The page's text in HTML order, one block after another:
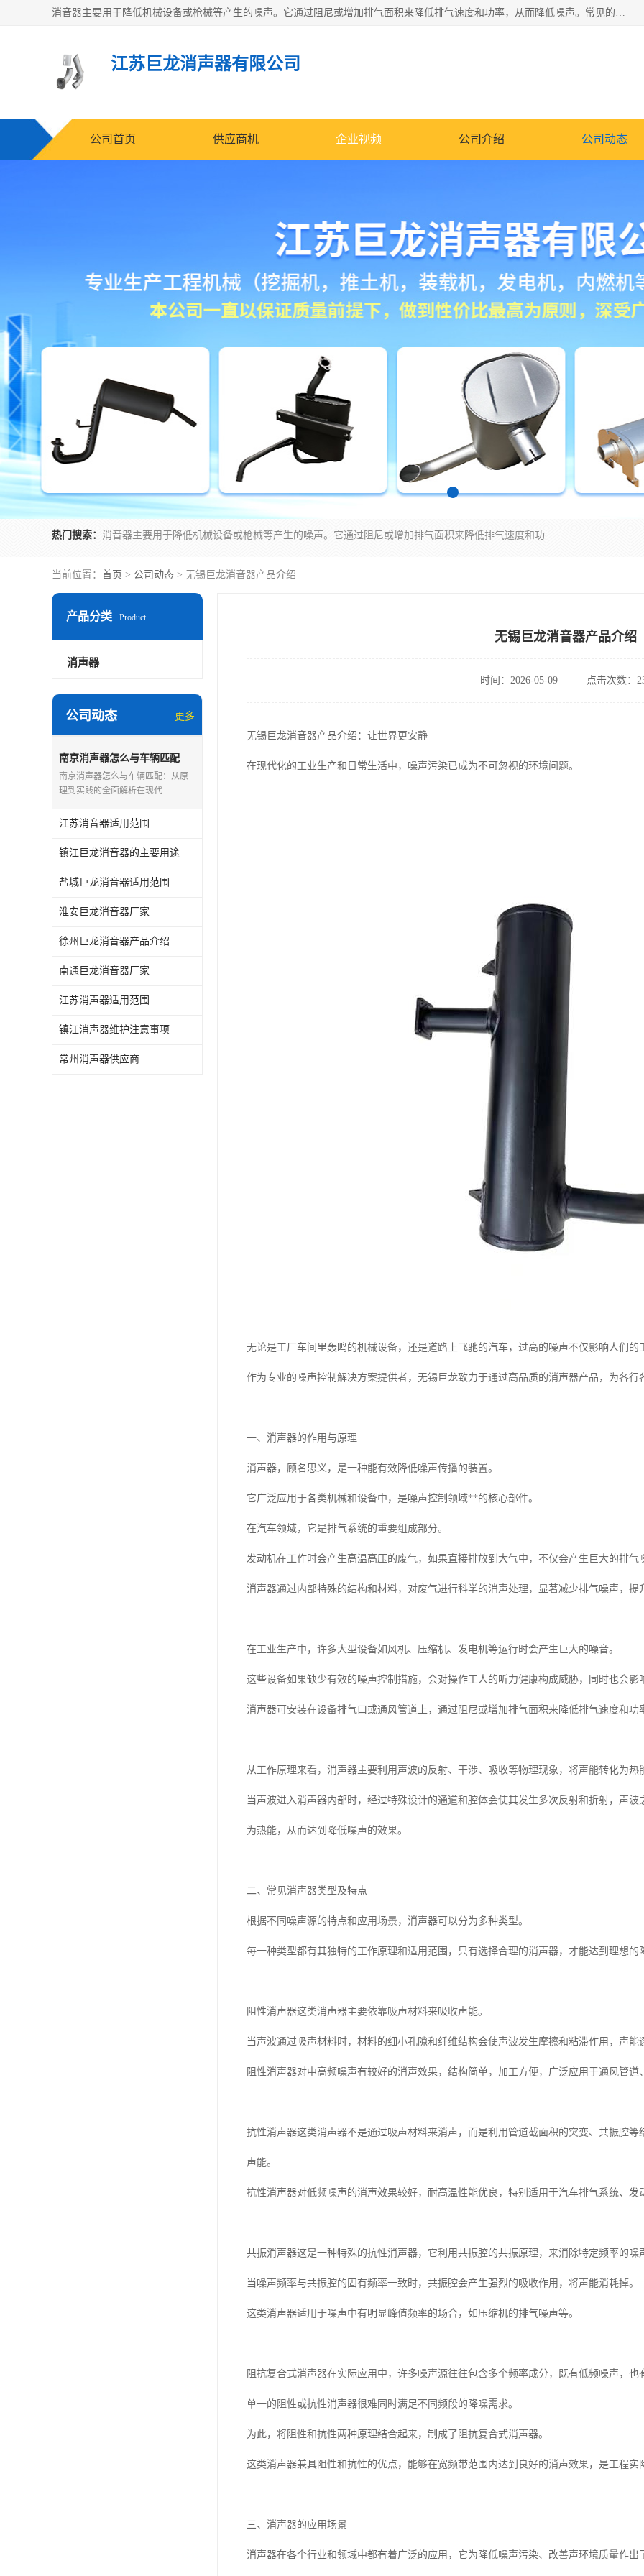
消音器主要用于降低机械设备或枪械等产生的噪声。它通过阻尼或增加排气面积来降低排气速度和功率，从而降低噪声。常见的消音器类型包括阻性消声器、抗性消声器、共振消声器以及阻抗复合式消声器等。这些消音器各有特点，适用于不同频率的噪声消除。
江苏巨龙消声器有限公司
公司首页 供应商机 企业视频 公司介绍 公司动态
热门搜索： 消音器主要用于降低机械设备或枪械等产生的噪声。它通过阻尼或增加排气面积来降低排气速度和功率，从而降低噪声。常见的消音器类型包括阻性消声器、抗性消声器、共振消声器以及阻抗复合式消声器等。这些消音器各有特点，适用于不同频率的噪声消除。
当前位置： 首页 > 公司动态 > 无锡巨龙消音器产品介绍
产品分类 Product
消声器
公司动态 更多
南京消声器怎么与车辆匹配
南京消声器怎么与车辆匹配：从原
理到实践的全面解析在现代..
江苏消音器适用范围
镇江巨龙消音器的主要用途
盐城巨龙消音器适用范围
淮安巨龙消音器厂家
徐州巨龙消音器产品介绍
南通巨龙消音器厂家
江苏消声器适用范围
镇江消声器维护注意事项
常州消声器供应商
无锡巨龙消音器产品介绍
时间：2026-05-09 点击次数：
无锡巨龙消音器产品介绍：让世界更安静
在现代化的工业生产和日常生活中，噪声污染已成为不可忽视的环境问题。
无论是工厂车间里轰鸣的机械设备，还是道路上飞驰的汽车，过高的噪声不仅影响人们
作为专业的噪声控制解决方案提供者，无锡巨龙致力于通过高品质的消声器产品，为各
一、消声器的作用与原理
消声器，顾名思义，是一种能有效降低噪声传播的装置。
它广泛应用于各类机械和设备中，是噪声控制领域**的核心部件。
在汽车领域，它是排气系统的重要组成部分。
发动机在工作时会产生高温高压的废气，如果直接排放到大气中，不仅会产生巨大的排
消声器通过内部特殊的结构和材料，对废气进行科学的消声处理，显著减少排气噪声，提
在工业生产中，许多大型设备如风机、压缩机、发电机等运行时会产生巨大的噪音。
这些设备如果缺少有效的噪声控制措施，会对操作工人的听力健康构成威胁，同时也会影
消声器可安装在设备排气口或通风管道上，通过阻尼或增加排气面积来降低排气速度和
从工作原理来看，消声器主要利用声波的反射、干涉、吸收等物理现象，将声能转化为热
当声波进入消声器内部时，经过特殊设计的通道和腔体会使其发生多次反射和折射，声
为热能，从而达到降低噪声的效果。
二、常见消声器类型及特点
根据不同噪声源的特点和应用场景，消声器可以分为多种类型。
每一种类型都有其独特的工作原理和适用范围，只有选择合理的消声器，才能达到理想的
阻性消声器这类消声器主要依靠吸声材料来吸收声能。
当声波通过吸声材料时，材料的细小孔隙和纤维结构会使声波发生摩擦和粘滞作用，声能
阻性消声器对中高频噪声有较好的消声效果，结构简单，加工方便，广泛应用于通风管道
抗性消声器这类消声器不是通过吸声材料来消声，而是利用管道截面积的突变、共振腔
声能。
抗性消声器对低频噪声的消声效果较好，耐高温性能优良，特别适用于汽车排气系统、发
共振消声器这是一种特殊的抗性消声器，它利用共振腔的共振原理，来消除特定频率的噪
当噪声频率与共振腔的固有频率一致时，共振腔会产生强烈的吸收作用，将声能消耗掉。
这类消声器适用于噪声中有明显峰值频率的场合，如压缩机的排气噪声等。
阻抗复合式消声器在实际应用中，许多噪声源往往包含多个频率成分，既有低频噪声，也
单一的阻性或抗性消声器很难同时满足不同频段的降噪需求。
为此，将阻性和抗性两种原理结合起来，制成了阻抗复合式消声器。
这类消声器兼具阻性和抗性的优点，能够在宽频带范围内达到良好的消声效果，是工程
三、消声器的应用场景
消声器在各个行业和领域中都有着广泛的应用，它为降低噪声污染、改善声环境质量作出